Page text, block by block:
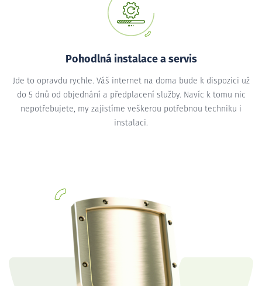
Pohodlná instalace a servis
Jde to opravdu rychle. Váš internet na doma bude k dispozici už
do 5 dnů od objednání a předplacení služby. Navíc k tomu nic
nepotřebujete, my zajistíme veškerou potřebnou techniku i
instalaci.